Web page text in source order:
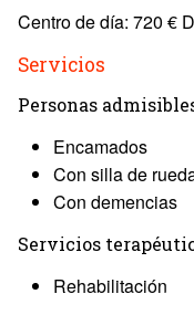
Centro de día: 720 €
Servicios
Personas
Encamados
Con silla de
Con demencias
Servicios
Rehabilitación